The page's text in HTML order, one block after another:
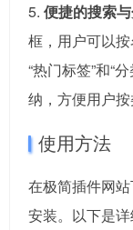
5. 便捷的搜索
框，用户可以
“热门标签”和“
纳，方便用户按
使用方法
在极简插件网
安装。以下是详